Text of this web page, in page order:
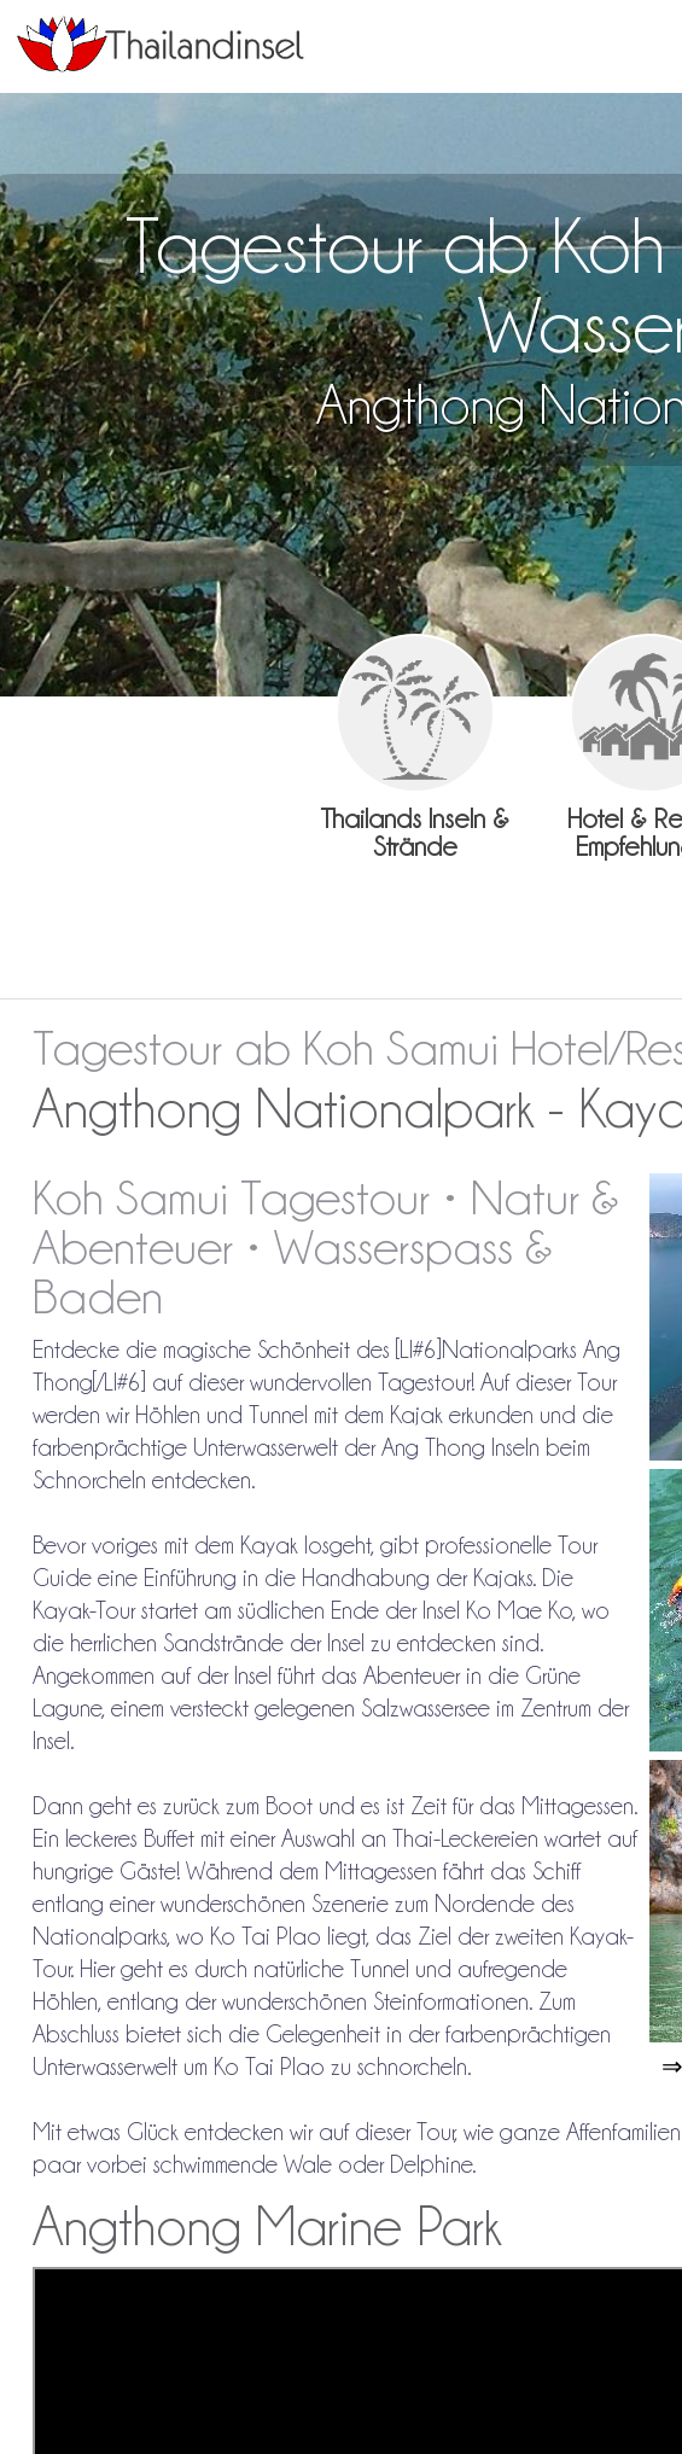
Tagestour ab
Angthong
Thailands Inseln &
Strände
Hotel &
Tagestour ab Koh Samui Hotel/
Angthong Nationalpark -
⇒
Koh Samui Tagestour • Natur &
Abenteuer • Wasserspass &
Baden
Entdecke die magische Schönheit des [LI#6]Nationalparks Ang
Thong[/LI#6] auf dieser wundervollen Tagestour! Auf dieser Tour
werden wir Höhlen und Tunnel mit dem Kajak erkunden und die
farbenprächtige Unterwasserwelt der Ang Thong Inseln beim
Schnorcheln entdecken.
Bevor voriges mit dem Kayak losgeht, gibt professionelle Tour
Guide eine Einführung in die Handhabung der Kajaks. Die
Kayak-Tour startet am südlichen Ende der Insel Ko Mae Ko, wo
die herrlichen Sandstrände der Insel zu entdecken sind.
Angekommen auf der Insel führt das Abenteuer in die Grüne
Lagune, einem versteckt gelegenen Salzwassersee im Zentrum der
Insel.
Dann geht es zurück zum Boot und es ist Zeit für das Mittagessen.
Ein leckeres Buffet mit einer Auswahl an Thai-Leckereien wartet auf
hungrige Gäste! Während dem Mittagessen fährt das Schiff
entlang einer wunderschönen Szenerie zum Nordende des
Nationalparks, wo Ko Tai Plao liegt, das Ziel der zweiten Kayak-
Tour. Hier geht es durch natürliche Tunnel und aufregende
Höhlen, entlang der wunderschönen Steinformationen. Zum
Abschluss bietet sich die Gelegenheit in der farbenprächtigen
Unterwasserwelt um Ko Tai Plao zu schnorcheln.
Mit etwas Glück entdecken wir auf dieser Tour, wie ganze
paar vorbei schwimmende Wale oder Delphine.
Angthong Marine Park